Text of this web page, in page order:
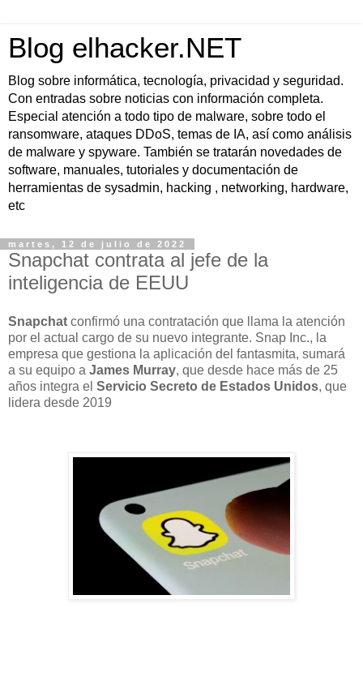
Blog elhacker.NET
Blog sobre informática, tecnología, privacidad y seguridad.
Con entradas sobre noticias con información completa.
Especial atención a todo tipo de malware, sobre todo el
ransomware, ataques DDoS, temas de IA, así como análisis
de malware y spyware. También se tratarán novedades de
software, manuales, tutoriales y documentación de
herramientas de sysadmin, hacking , networking, hardware,
etc
martes, 12 de julio de 2022
Snapchat contrata al jefe de la
inteligencia de EEUU
Snapchat confirmó una contratación que llama la atención
por el actual cargo de su nuevo integrante. Snap Inc., la
empresa que gestiona la aplicación del fantasmita, sumará
a su equipo a James Murray, que desde hace más de 25
años integra el Servicio Secreto de Estados Unidos, que
lidera desde 2019